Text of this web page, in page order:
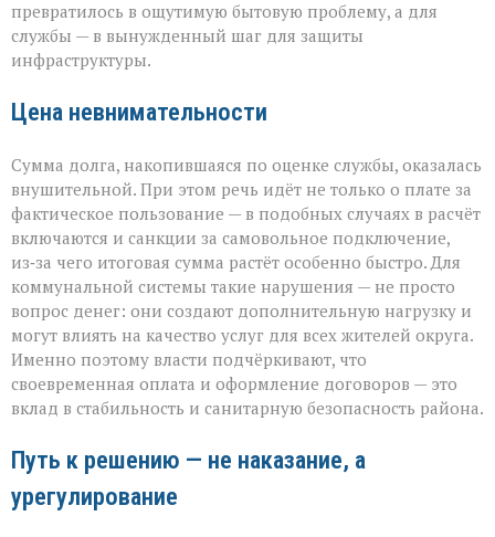
превратилось в ощутимую бытовую проблему, а для
службы — в вынужденный шаг для защиты
инфраструктуры.
Цена невнимательности
Сумма долга, накопившаяся по оценке службы, оказалась
внушительной. При этом речь идёт не только о плате за
фактическое пользование — в подобных случаях в расчёт
включаются и санкции за самовольное подключение,
из‑за чего итоговая сумма растёт особенно быстро. Для
коммунальной системы такие нарушения — не просто
вопрос денег: они создают дополнительную нагрузку и
могут влиять на качество услуг для всех жителей округа.
Именно поэтому власти подчёркивают, что
своевременная оплата и оформление договоров — это
вклад в стабильность и санитарную безопасность района.
Путь к решению — не наказание, а
урегулирование